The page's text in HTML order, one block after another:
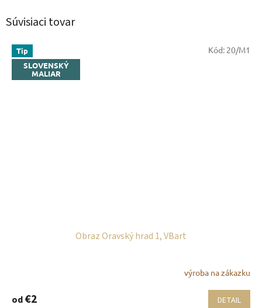
Súvisiaci tovar
Tip
SLOVENSKÝ
MALIAR
Obraz Oravský hrad 1, VBart
výroba na zákazku
od€2 DETAIL
Kód: 20/M1